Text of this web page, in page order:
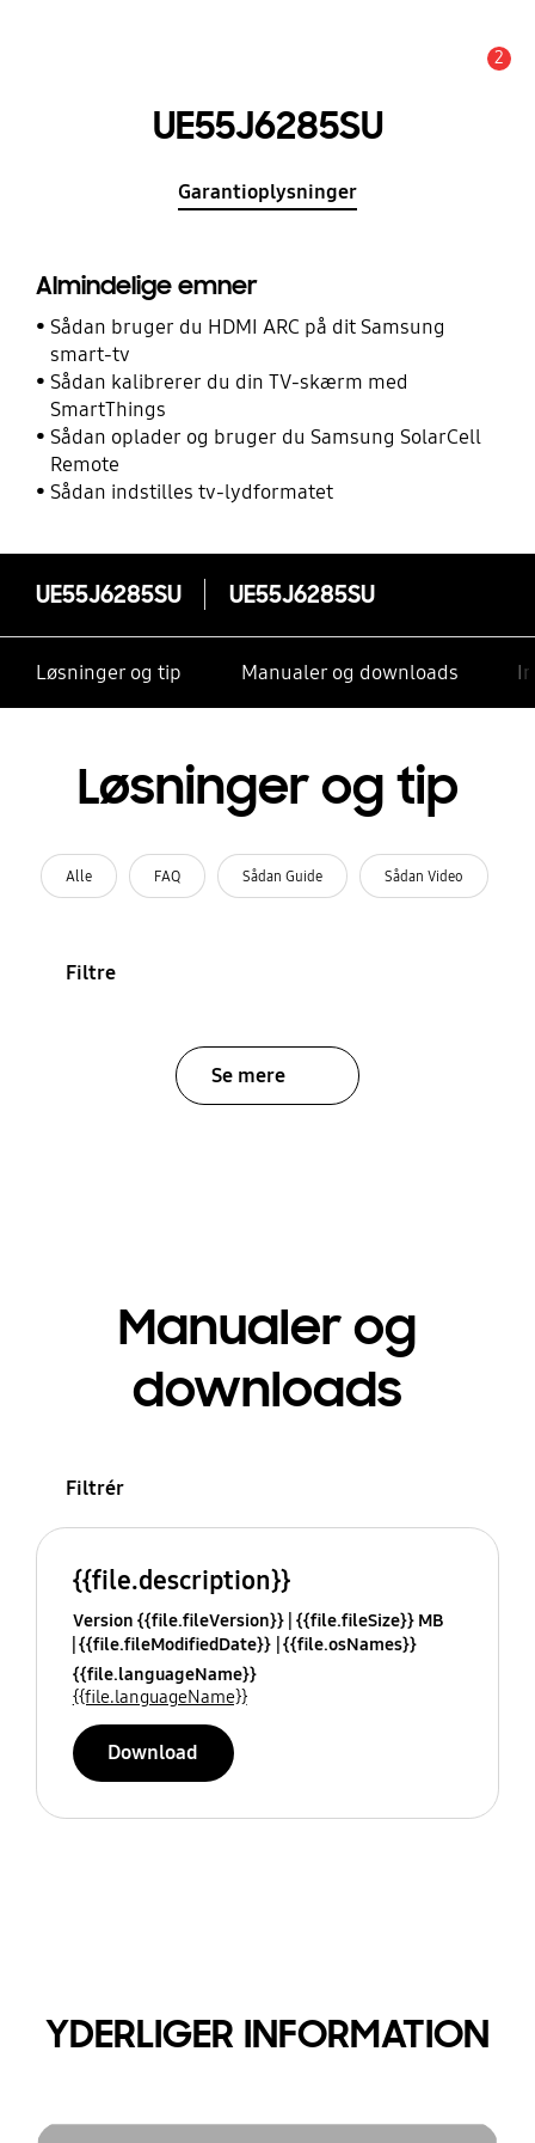
2
UE55J6285SU
Garantioplysninger
Almindelige emner
Sådan bruger du HDMI ARC på dit Samsung
smart-tv
Sådan kalibrerer du din TV-skærm med
SmartThings
Sådan oplader og bruger du Samsung SolarCell
Remote
Sådan indstilles tv-lydformatet
UE55J6285SU UE55J6285SU
Løsninger og tip Manualer og downloads
Løsninger og tip
Alle FAQ Sådan Guide Sådan Video
Filtre
Se mere
Manualer og
downloads
Filtrér
{{file.description}}
Version {{file.fileVersion}} {{file.fileSize}} MB
{{file.fileModifiedDate}} {{file.osNames}}
{{file.languageName}}
{{file.languageName}}
Download
YDERLIGER INFORMATION